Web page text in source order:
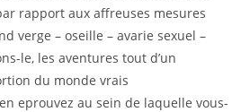
rapport aux affreuses mesures
verge – oseille – avarie sexuel –
le, les aventures tout d’un
du monde vrais
eprouvez au sein de laquelle vous-